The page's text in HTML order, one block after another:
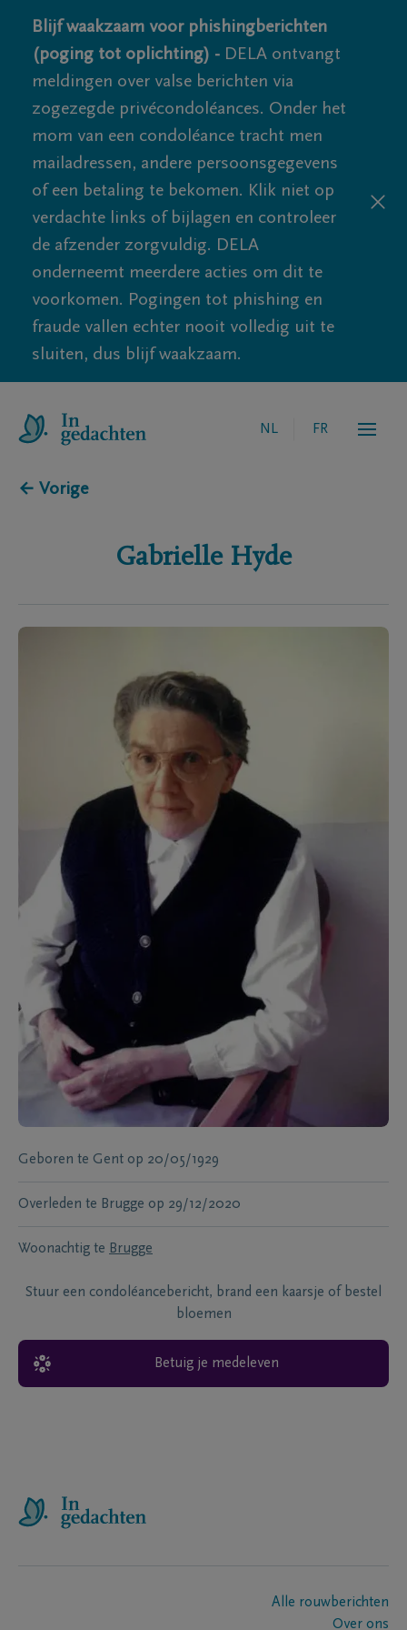
Blijf waakzaam voor phishingberichten
(poging tot oplichting) - DELA ontvangt
meldingen over valse berichten via
zogezegde privécondoléances. Onder het
mom van een condoléance tracht men
mailadressen, andere persoonsgegevens
of een betaling te bekomen. Klik niet op
verdachte links of bijlagen en controleer
de afzender zorgvuldig. DELA
onderneemt meerdere acties om dit te
voorkomen. Pogingen tot phishing en
fraude vallen echter nooit volledig uit te
sluiten, dus blijf waakzaam.
NL FR
← Vorige
Gabrielle Hyde
Geboren te Gent op 20/05/1929
Overleden te Brugge op 29/12/2020
Woonachtig te Brugge
Stuur een condoléancebericht, brand een kaarsje of bestel
bloemen
Betuig je medeleven
Alle rouwberichten
Over ons